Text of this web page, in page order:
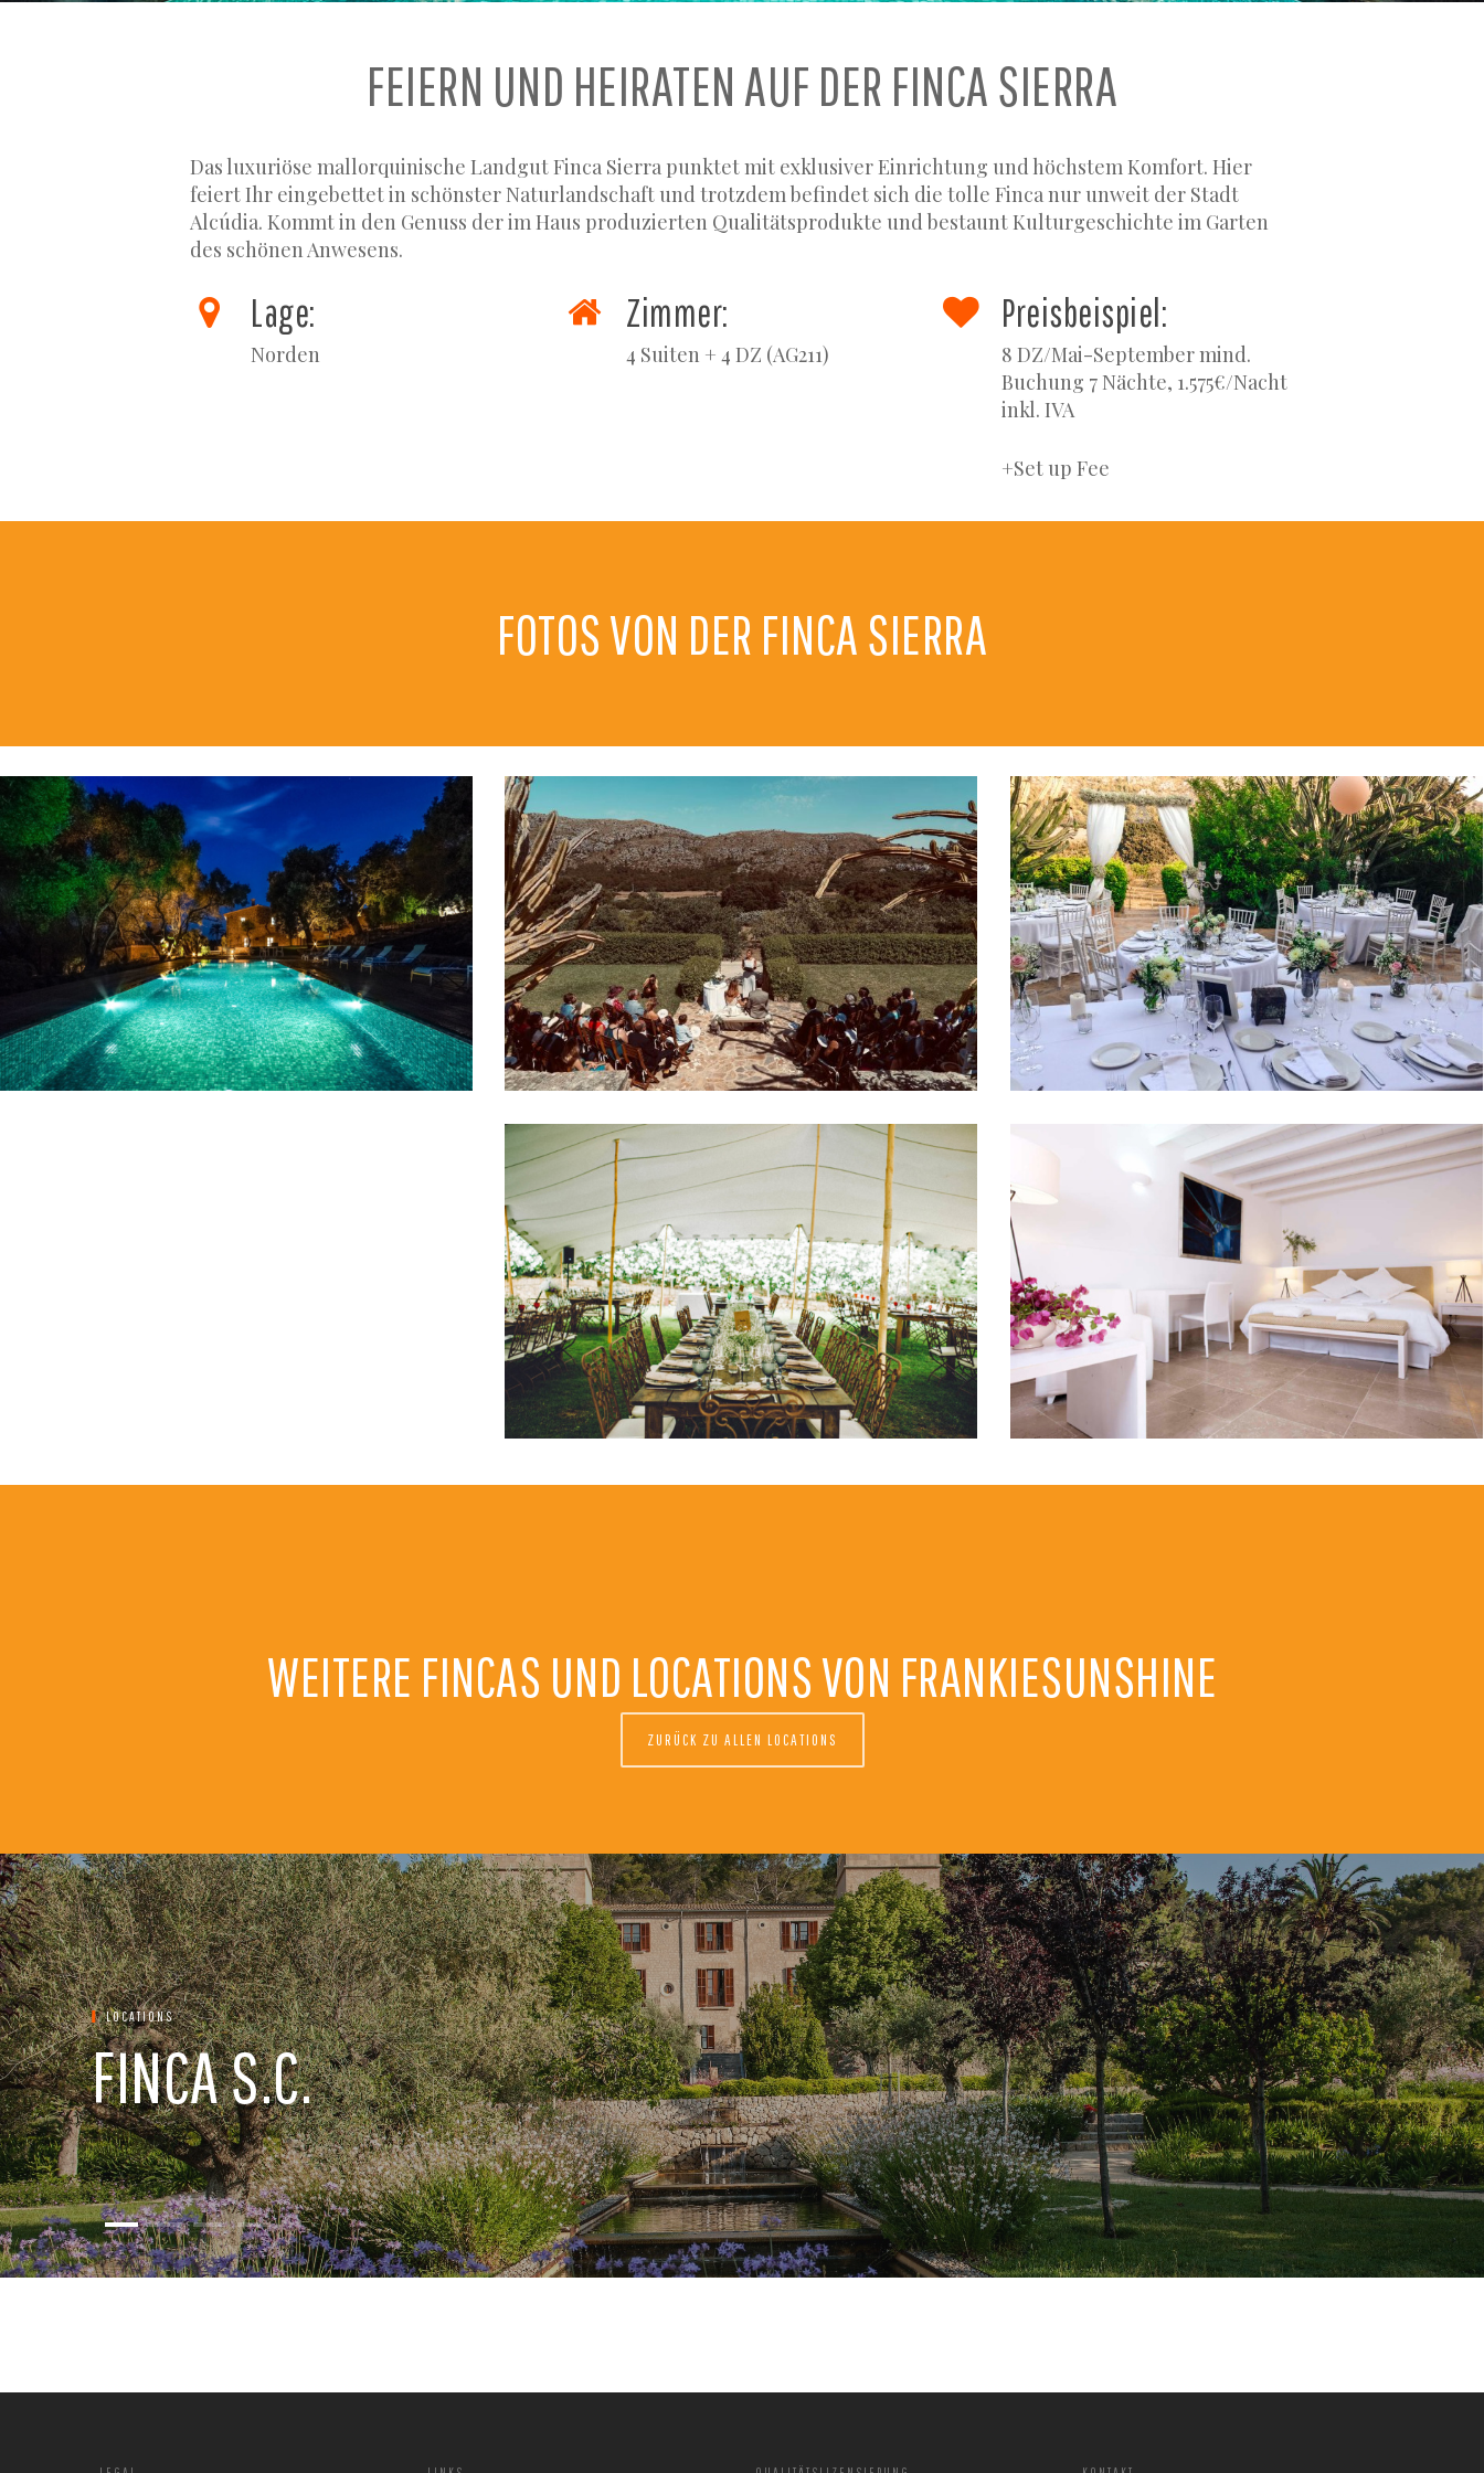
FEIERN UND HEIRATEN AUF DER FINCA SIERRA
Das luxuriöse mallorquinische Landgut Finca Sierra punktet mit exklusiver Einrichtung und höchstem Komfort. Hier
feiert Ihr eingebettet in schönster Naturlandschaft und trotzdem befindet sich die tolle Finca nur unweit der Stadt
Alcúdia. Kommt in den Genuss der im Haus produzierten Qualitätsprodukte und bestaunt Kulturgeschichte im Garten
des schönen Anwesens.
Lage:
Norden
Zimmer:
4 Suiten + 4 DZ (AG211)
Preisbeispiel:
8 DZ/Mai-September mind.
Buchung 7 Nächte, 1.575€/Nacht
inkl. IVA
+Set up Fee
FOTOS VON DER FINCA SIERRA
WEITERE FINCAS UND LOCATIONS VON FRANKIESUNSHINE
ZURÜCK ZU ALLEN LOCATIONS
LOCATIONS
FINCA S.C.